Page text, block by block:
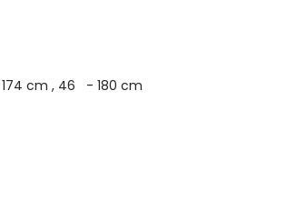
cm , 46 - 180 cm